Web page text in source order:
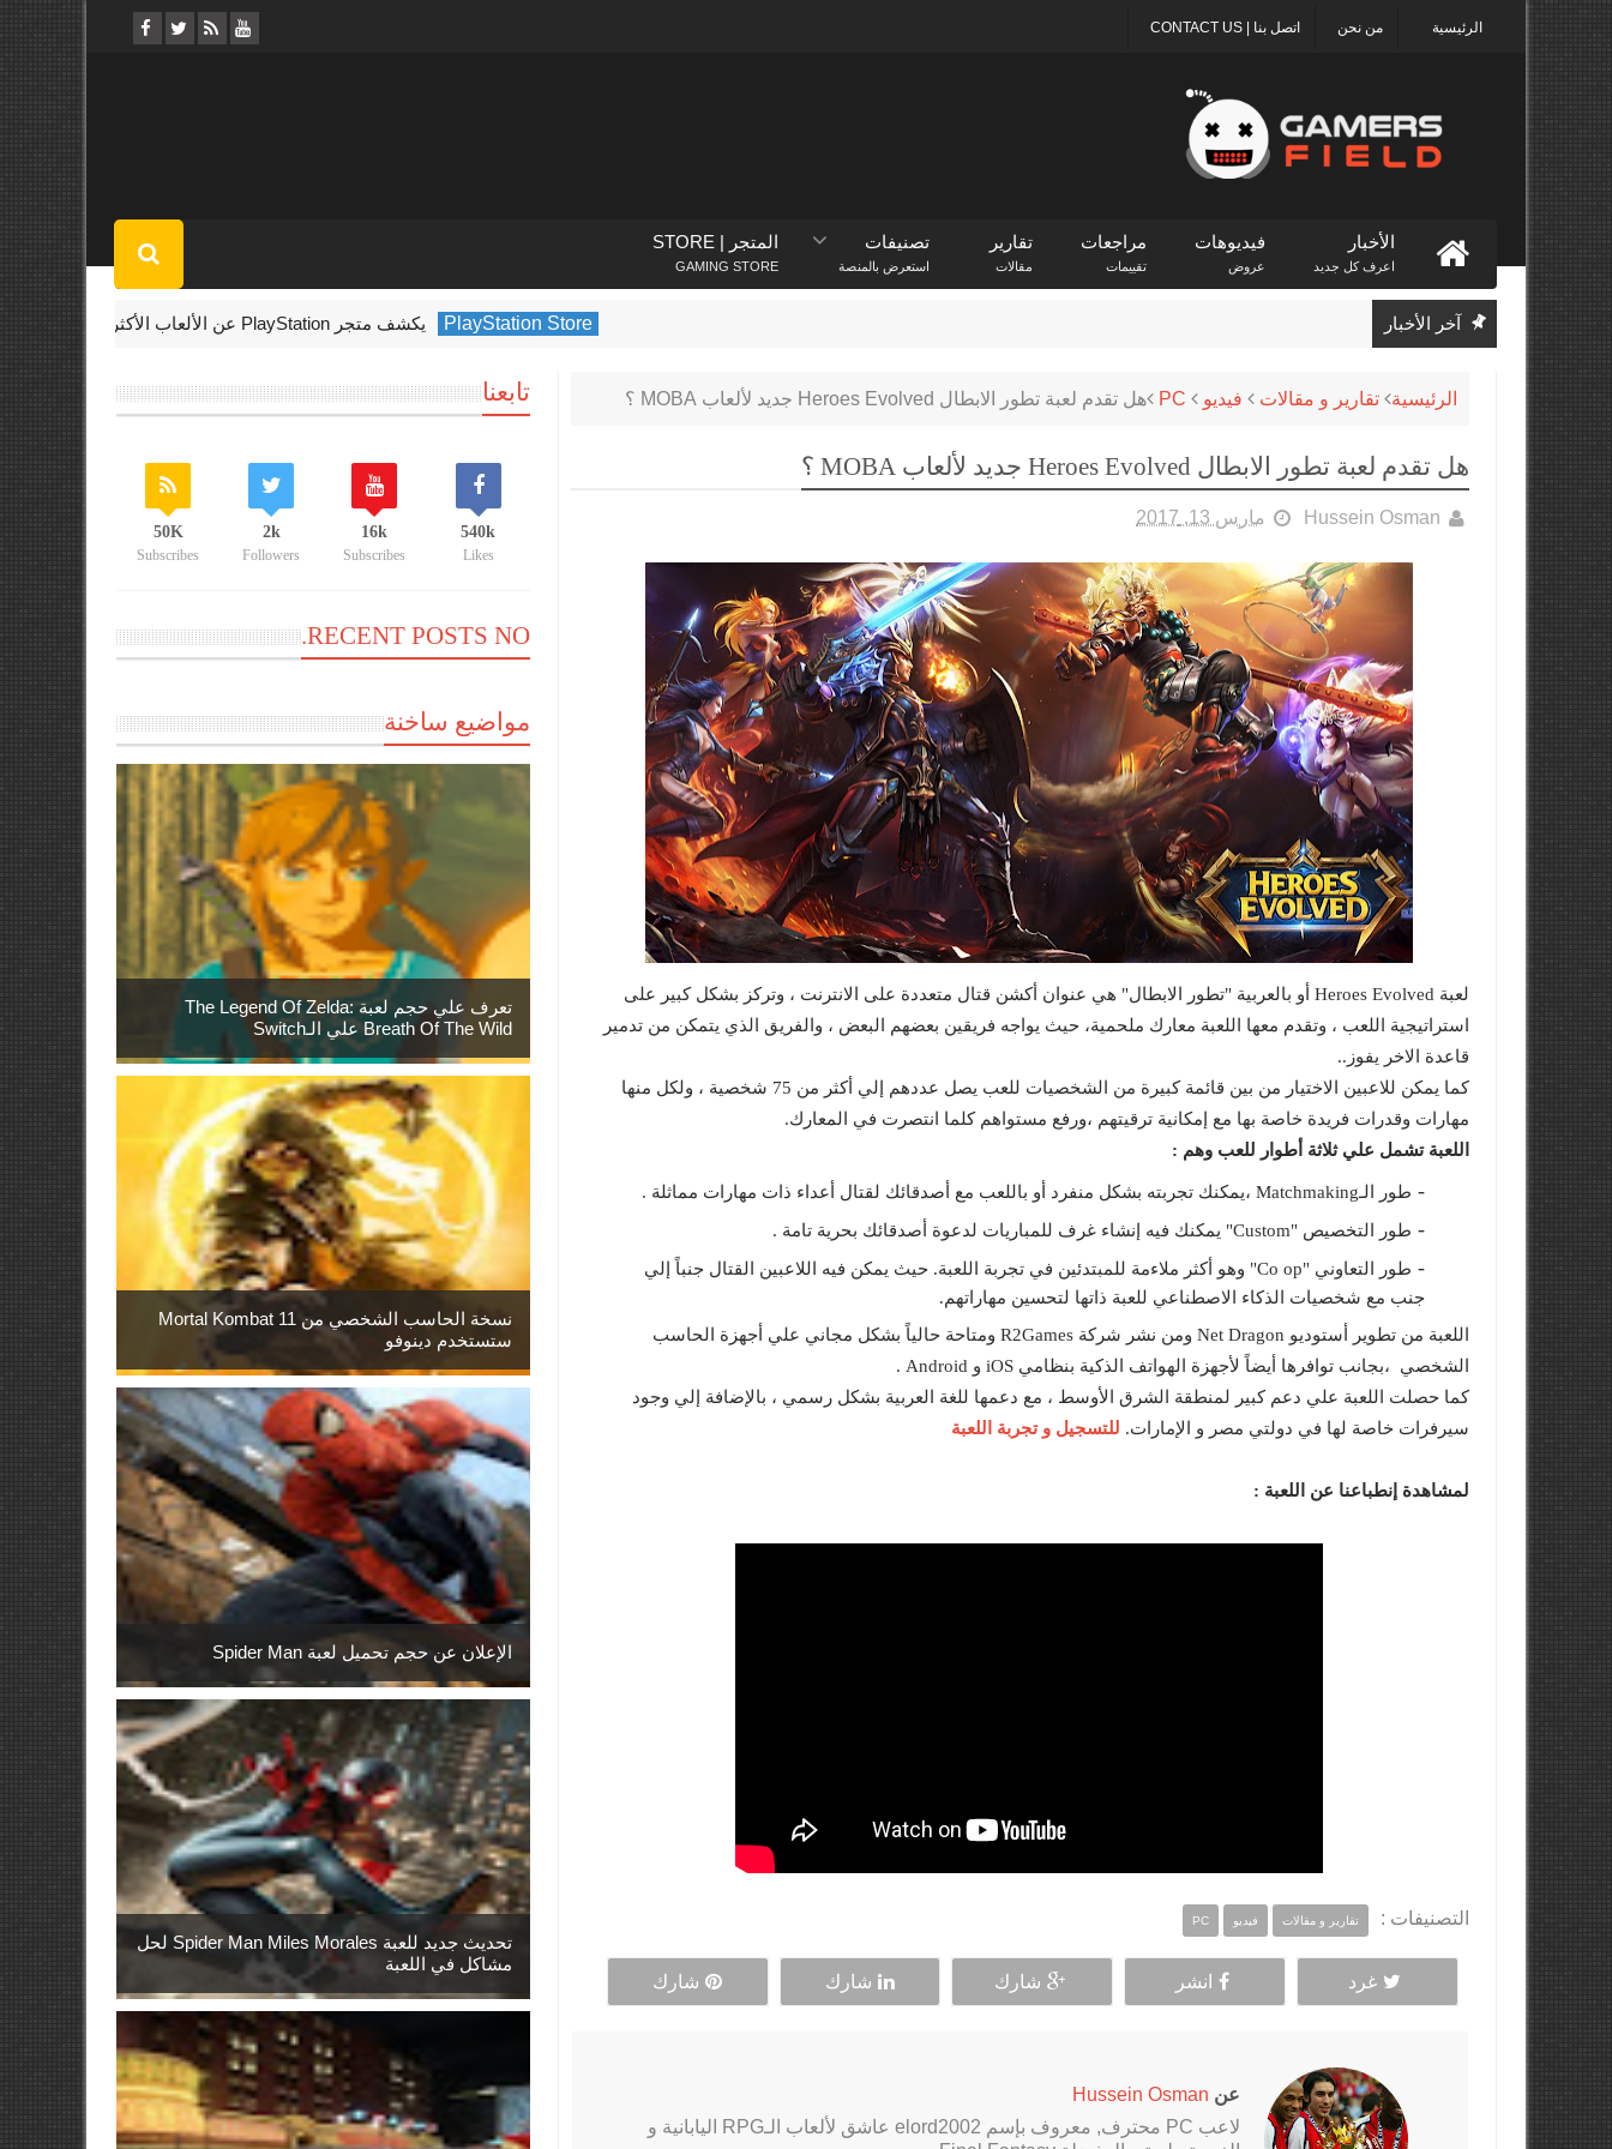
اتصل بنا | CONTACT US من نحن الرئيسية
الأخبار
اعرف كل جديد
فيديوهات
عروض
مراجعات
تقييمات
تقارير
مقالات
تصنيفات
استعرض بالمنصة
المتجر | STORE
GAMING STORE
آخر الأخبار يكشف متجر PlayStation عن الألعاب الأكثر تنزيلًا في فبراير 2022
الرئيسية تقارير و مقالات فيديو PC هل تقدم لعبة تطور الابطال Heroes Evolved جديد لألعاب MOBA ؟
هل تقدم لعبة تطور الابطال Heroes Evolved جديد لألعاب MOBA ؟
Hussein Osman مارس 13, 2017
لعبة Heroes Evolved أو بالعربية "تطور الابطال" هي عنوان أكشن قتال متعددة على الانترنت ، وتركز بشكل كبير على
استراتيجية اللعب ، وتقدم معها اللعبة معارك ملحمية، حيث يواجه فريقين بعضهم البعض ، والفريق الذي يتمكن من تدمير
قاعدة الاخر يفوز..
كما يمكن للاعبين الاختيار من بين قائمة كبيرة من الشخصيات للعب يصل عددهم إلي أكثر من 75 شخصية ، ولكل منها
مهارات وقدرات فريدة خاصة بها مع إمكانية ترقيتهم ،ورفع مستواهم كلما انتصرت في المعارك.
اللعبة تشمل علي ثلاثة أطوار للعب وهم :
- طور الـMatchmaking ،يمكنك تجربته بشكل منفرد أو باللعب مع أصدقائك لقتال أعداء ذات مهارات مماثلة .
- طور التخصيص "Custom" يمكنك فيه إنشاء غرف للمباريات لدعوة أصدقائك بحرية تامة .
-
طور التعاوني "Co op" وهو أكثر ملاءمة للمبتدئين في تجربة اللعبة. حيث يمكن فيه اللاعبين القتال جنباً إلي
جنب مع شخصيات الذكاء الاصطناعي للعبة ذاتها لتحسين مهاراتهم.
اللعبة من تطوير أستوديو Net Dragon ومن نشر شركة R2Games ومتاحة حالياً بشكل مجاني علي أجهزة الحاسب
الشخصي ،بجانب توافرها أيضاً لأجهزة الهواتف الذكية بنظامي iOS و Android .
كما حصلت اللعبة علي دعم كبير لمنطقة الشرق الأوسط ، مع دعمها للغة العربية بشكل رسمي ، بالإضافة إلي وجود
سيرفرات خاصة لها في دولتي مصر و الإمارات. للتسجيل و تجربة اللعبة
لمشاهدة إنطباعنا عن اللعبة :
التصنيفات : تقارير و مقالات فيديو PC
غرد انشر شارك شارك شارك
عن Hussein Osman
لاعب PC محترف, معروف بإسم elord2002 عاشق لألعاب الـRPG اليابانية و
تابعنا
540k
Likes
16k
Subscribes
2k
Followers
50K
Subscribes
RECENT POSTS NO.
مواضيع ساخنة
تعرف علي حجم لعبة The Legend Of Zelda:
Breath Of The Wild علي الـSwitch
نسخة الحاسب الشخصي من Mortal Kombat 11
ستستخدم دينوفو
الإعلان عن حجم تحميل لعبة Spider Man
تحديث جديد للعبة Spider Man Miles Morales لحل
مشاكل في اللعبة